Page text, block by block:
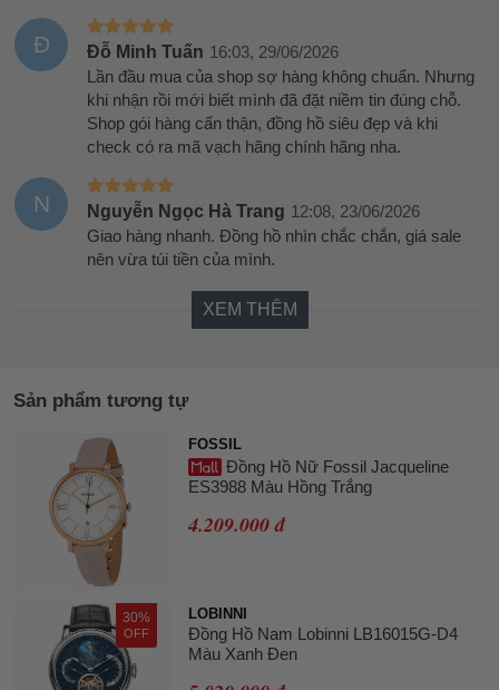
Đ Đỗ Minh Tuấn 16:03, 29/06/2026
Lần đầu mua của shop sợ hàng không chuẩn. Nhưng
khi nhận rồi mới biết mình đã đặt niềm tin đúng chỗ.
Shop gói hàng cẩn thận, đồng hồ siêu đẹp và khi
check có ra mã vạch hãng chính hãng nha.
N Nguyễn Ngọc Hà Trang 12:08, 23/06/2026
Giao hàng nhanh. Đồng hồ nhìn chắc chắn, giá sale
nên vừa túi tiền của mình.
XEM THÊM
Sản phẩm tương tự
FOSSIL
Đồng Hồ Nữ Fossil Jacqueline
ES3988 Màu Hồng Trắng
4.209.000 đ
30%
OFF
LOBINNI
Đồng Hồ Nam Lobinni LB16015G-D4
Màu Xanh Đen